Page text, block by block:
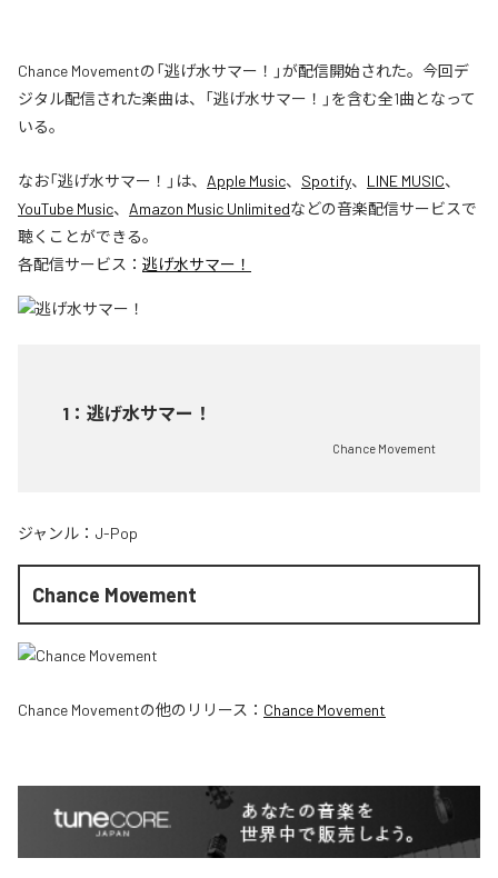
Chance Movementの「逃げ水サマー！」が配信開始された。今回デ
ジタル配信された楽曲は、「逃げ水サマー！」を含む全1曲となって
いる。
なお「逃げ水サマー！ 」は、 Apple Music、 Spotify、 LINE MUSIC、
YouTube Music、 Amazon Music Unlimitedなどの音楽配信サービスで
聴くことができる。
各配信サービス： 逃げ水サマー！
1 ： 逃げ水サマー！
Chance Movement
ジャンル： J-Pop
Chance Movement
Chance Movementの他のリリース： Chance Movement